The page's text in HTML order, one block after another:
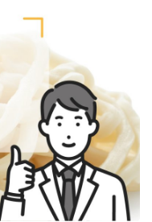
ベースで創りだす食用油脂
。 皆さまのご来場を心より